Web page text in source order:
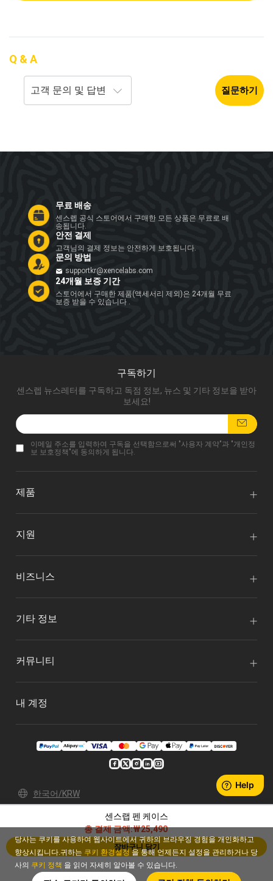
센스랩 펜 케이스
총 결제 금액:₩25,490
장바구니 담기
Q & A
질문하기
무료 배송
센스렙 공식 스토어에서 구매한 모든 상품은 무료로 배
송됩니다.
안전 결제
고객님의 결제 정보는 안전하게 보호됩니다.
문의 방법
supportkr@xencelabs.com
24개월 보증 기간
스토어에서 구매한 제품(액세서리 제외)은 24개월 무료
보증 받을 수 있습니다 .
구독하기
센스렙 뉴스레터를 구독하고 독점 정보, 뉴스 및 기타 정보을 받아
보세요!
이메일 주소를 입력하여 구독을 선택함으로써 "사용자 계약"과 "개인정
보 보호정책 "에 동의하게 됩니다.
제품
지원
비즈니스
기타 정보
커뮤니티
내 계정
한국어/KRW
이용 약관
© 2026 Xencelabs Technologies Ltd. All Rights Reserved.
당사는 쿠키를 사용하여 웹사이트에서 귀하의 브라우징 경험을 개인화하고
향상시킵니다.귀하는 쿠키 환경설정 을 통해 언제든지 설정을 관리하거나 당
사의 쿠키 정책 을 읽어 자세히 알아볼 수 있습니다.